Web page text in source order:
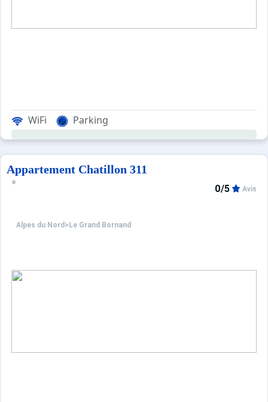
WiFi Parking
Appartement Chatillon 311
Alpes du Nord > Le Grand Bornand
0/5 Avis